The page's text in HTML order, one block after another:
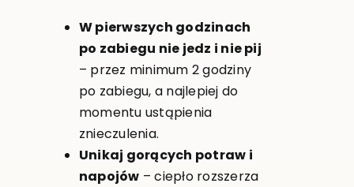
W pierwszych godzinach
po zabiegu nie jedz i nie pij
– przez minimum 2 godziny
po zabiegu, a najlepiej do
momentu ustąpienia
znieczulenia.
Unikaj gorących potraw i
napojów – ciepło rozszerza